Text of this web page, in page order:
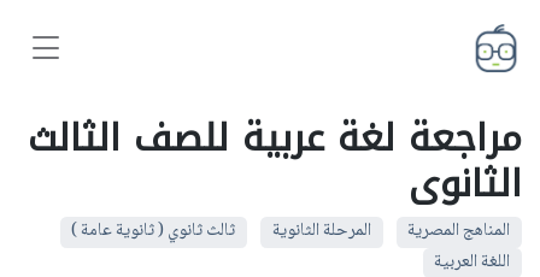
مراجعة لغة عربية للصف الثالث
الثانوى
المناهج المصرية المرحلة الثانوية
ثالث ثانوي ( ثانوية عامة )
اللغة العربية